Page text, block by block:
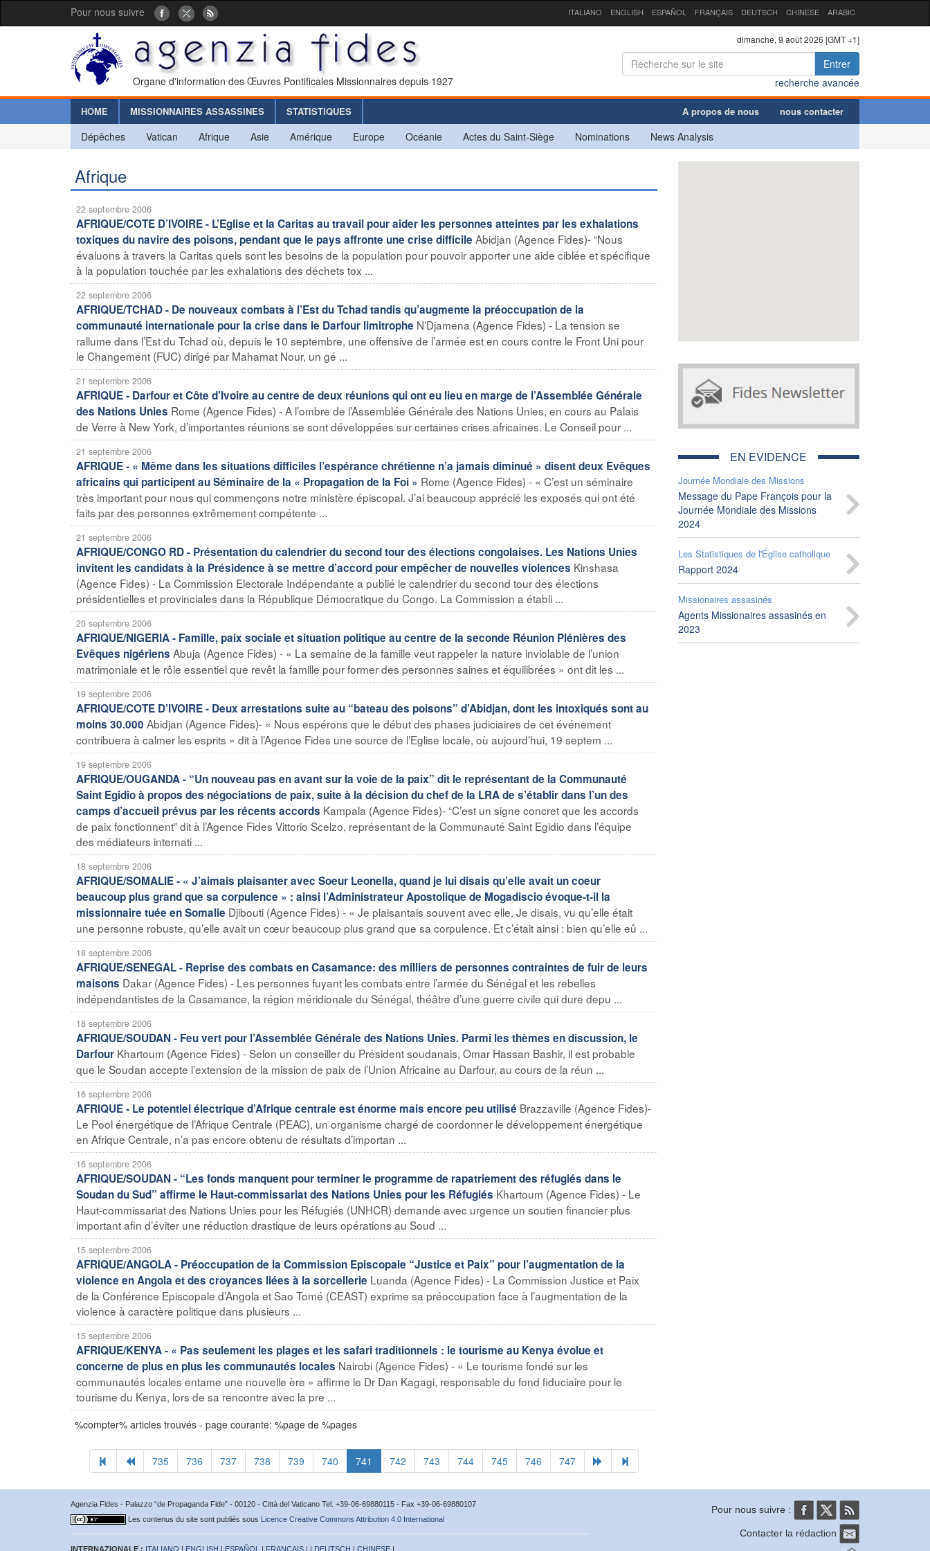
Pour nous suivre ITALIANO ENGLISH ESPAÑOL FRANÇAIS DEUTSCH CHINESE ARABIC
Organe d'information des Œuvres Pontificales Missionnaires depuis 1927
dimanche, 9 août 2026 [GMT +1]
Entrer
recherche avancée
HOME MISSIONNAIRES ASSASSINES STATISTIQUES A propos de nous nous contacter
Dépêches Vatican Afrique Asie Amérique Europe Océanie Actes du Saint-Siège Nominations News Analysis
Afrique
22 septembre 2006
AFRIQUE/COTE D’IVOIRE - L’Eglise et la Caritas au travail pour aider les personnes atteintes par les exhalations
toxiques du navire des poisons, pendant que le pays affronte une crise difficile Abidjan (Agence Fides)- “Nous
évaluons à travers la Caritas quels sont les besoins de la population pour pouvoir apporter une aide ciblée et spécifique
à la population touchée par les exhalations des déchets tox ...
22 septembre 2006
AFRIQUE/TCHAD - De nouveaux combats à l’Est du Tchad tandis qu’augmente la préoccupation de la
communauté internationale pour la crise dans le Darfour limitrophe N’Djamena (Agence Fides) - La tension se
rallume dans l’Est du Tchad où, depuis le 10 septembre, une offensive de l’armée est en cours contre le Front Uni pour
le Changement (FUC) dirigé par Mahamat Nour, un gé ...
21 septembre 2006
AFRIQUE - Darfour et Côte d’Ivoire au centre de deux réunions qui ont eu lieu en marge de l’Assemblée Générale
des Nations Unies Rome (Agence Fides) - A l’ombre de l’Assemblée Générale des Nations Unies, en cours au Palais
de Verre à New York, d’importantes réunions se sont développées sur certaines crises africaines. Le Conseil pour ...
21 septembre 2006
AFRIQUE - « Même dans les situations difficiles l’espérance chrétienne n’a jamais diminué » disent deux Evêques
africains qui participent au Séminaire de la « Propagation de la Foi » Rome (Agence Fides) - « C’est un séminaire
très important pour nous qui commençons notre ministère épiscopal. J’ai beaucoup apprécié les exposés qui ont été
faits par des personnes extrêmement compétente ...
21 septembre 2006
AFRIQUE/CONGO RD - Présentation du calendrier du second tour des élections congolaises. Les Nations Unies
invitent les candidats à la Présidence à se mettre d’accord pour empêcher de nouvelles violences Kinshasa
(Agence Fides) - La Commission Electorale Indépendante a publié le calendrier du second tour des élections
présidentielles et provinciales dans la République Démocratique du Congo. La Commission a établi ...
20 septembre 2006
AFRIQUE/NIGERIA - Famille, paix sociale et situation politique au centre de la seconde Réunion Plénières des
Evêques nigériens Abuja (Agence Fides) - « La semaine de la famille veut rappeler la nature inviolable de l’union
matrimoniale et le rôle essentiel que revêt la famille pour former des personnes saines et équilibrées » ont dit les ...
19 septembre 2006
AFRIQUE/COTE D’IVOIRE - Deux arrestations suite au “bateau des poisons” d’Abidjan, dont les intoxiqués sont au
moins 30.000 Abidjan (Agence Fides)- « Nous espérons que le début des phases judiciaires de cet événement
contribuera à calmer les esprits » dit à l’Agence Fides une source de l’Eglise locale, où aujourd’hui, 19 septem ...
19 septembre 2006
AFRIQUE/OUGANDA - “Un nouveau pas en avant sur la voie de la paix” dit le représentant de la Communauté
Saint Egidio à propos des négociations de paix, suite à la décision du chef de la LRA de s’établir dans l’un des
camps d’accueil prévus par les récents accords Kampala (Agence Fides)- “C’est un signe concret que les accords
de paix fonctionnent” dit à l’Agence Fides Vittorio Scelzo, représentant de la Communauté Saint Egidio dans l’équipe
des médiateurs internati ...
18 septembre 2006
AFRIQUE/SOMALIE - « J’aimais plaisanter avec Soeur Leonella, quand je lui disais qu’elle avait un coeur
beaucoup plus grand que sa corpulence » : ainsi l’Administrateur Apostolique de Mogadiscio évoque-t-il la
missionnaire tuée en Somalie Djibouti (Agence Fides) - « Je plaisantais souvent avec elle. Je disais, vu qu’elle était
une personne robuste, qu’elle avait un cœur beaucoup plus grand que sa corpulence. Et c’était ainsi : bien qu’elle eû ...
18 septembre 2006
AFRIQUE/SENEGAL - Reprise des combats en Casamance: des milliers de personnes contraintes de fuir de leurs
maisons Dakar (Agence Fides) - Les personnes fuyant les combats entre l’armée du Sénégal et les rebelles
indépendantistes de la Casamance, la région méridionale du Sénégal, théâtre d’une guerre civile qui dure depu ...
18 septembre 2006
AFRIQUE/SOUDAN - Feu vert pour l’Assemblée Générale des Nations Unies. Parmi les thèmes en discussion, le
Darfour Khartoum (Agence Fides) - Selon un conseiller du Président soudanais, Omar Hassan Bashir, il est probable
que le Soudan accepte l’extension de la mission de paix de l’Union Africaine au Darfour, au cours de la réun ...
16 septembre 2006
AFRIQUE - Le potentiel électrique d’Afrique centrale est énorme mais encore peu utilisé Brazzaville (Agence Fides)-
Le Pool énergétique de l’Afrique Centrale (PEAC), un organisme chargé de coordonner le développement énergétique
en Afrique Centrale, n’a pas encore obtenu de résultats d’importan ...
16 septembre 2006
AFRIQUE/SOUDAN - “Les fonds manquent pour terminer le programme de rapatriement des réfugiés dans le
Soudan du Sud” affirme le Haut-commissariat des Nations Unies pour les Réfugiés Khartoum (Agence Fides) - Le
Haut-commissariat des Nations Unies pour les Réfugiés (UNHCR) demande avec urgence un soutien financier plus
important afin d’éviter une réduction drastique de leurs opérations au Soud ...
15 septembre 2006
AFRIQUE/ANGOLA - Préoccupation de la Commission Episcopale “Justice et Paix” pour l’augmentation de la
violence en Angola et des croyances liées à la sorcellerie Luanda (Agence Fides) - La Commission Justice et Paix
de la Conférence Episcopale d’Angola et Sao Tomé (CEAST) exprime sa préoccupation face à l’augmentation de la
violence à caractère politique dans plusieurs ...
15 septembre 2006
AFRIQUE/KENYA - « Pas seulement les plages et les safari traditionnels : le tourisme au Kenya évolue et
concerne de plus en plus les communautés locales Nairobi (Agence Fides) - « Le tourisme fondé sur les
communautés locales entame une nouvelle ère » affirme le Dr Dan Kagagi, responsable du fond fiduciaire pour le
tourisme du Kenya, lors de sa rencontre avec la pre ...
%compter% articles trouvés - page courante: %page de %pages
735 736 737 738 739 740 741 742 743 744 745 746 747
EN EVIDENCE
Journée Mondiale des Missions
Message du Pape François pour la
Journée Mondiale des Missions
2024
Les Statistiques de l'Église catholique
Rapport 2024
Missionaires assasinés
Agents Missionaires assasinés en
2023
Agenzia Fides - Palazzo “de Propaganda Fide” - 00120 - Città del Vaticano Tel. +39-06-69880115 - Fax +39-06-69880107
Les contenus du site sont publiés sous Licence Creative Commons Attribution 4.0 International
INTERNAZIONALE : ITALIANO | ENGLISH | ESPAÑOL | FRANÇAIS | | DEUTSCH | CHINESE |
Pour nous suivre :
Contacter la rédaction